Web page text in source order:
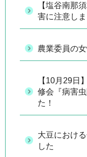
【塩谷南那
害に注意しま
農業委員の
【10月29日
修会『病害
た！
大豆におけ
した